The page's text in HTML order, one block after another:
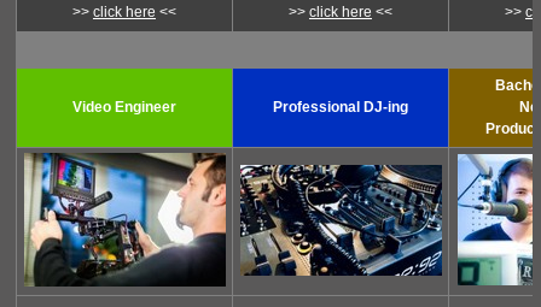
>> click here <<
>> click here <<
>>
Video Engineer Professional DJ-ing